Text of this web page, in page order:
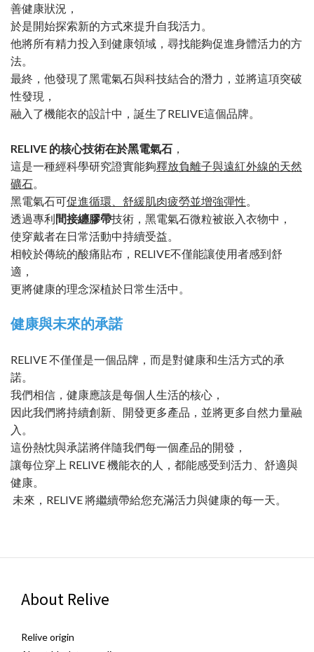
善健康狀況，
於是開始探索新的方式來提升自我活力。
他將所有精力投入到健康領域，尋找能夠促進身體活力的方
法。
最終，他發現了黑電氣石與科技結合的潛力，並將這項突破
性發現，
融入了機能衣的設計中，誕生了RELIVE這個品牌。
RELIVE 的核心技術在於黑電氣石
這是一種經科學研究證實能夠釋放負離子與遠紅外線的天然
礦石
黑電氣石可促進循環、舒緩肌肉疲勞並增強彈性
透過專利間接纏膠帶技術，黑電氣石微粒被嵌入衣物中，
使穿戴者在日常活動中持續受益。
相較於傳統的酸痛貼布，RELIVE不僅能讓使用者感到舒
適，
更將健康的理念深植於日常生活中。
健康與未來的承諾
RELIVE 不僅僅是一個品牌，而是對健康和生活方式的承
諾。
我們相信，健康應該是每個人生活的核心，
因此我們將持續創新、開發更多產品，並將更多自然力量融
入。
這份熱忱與承諾將伴隨我們每一個產品的開發，
讓每位穿上 RELIVE 機能衣的人，都能感受到活力、舒適與
健康。
未來，RELIVE 將繼續帶給您充滿活力與健康的每一天。
About Relive
Relive origin